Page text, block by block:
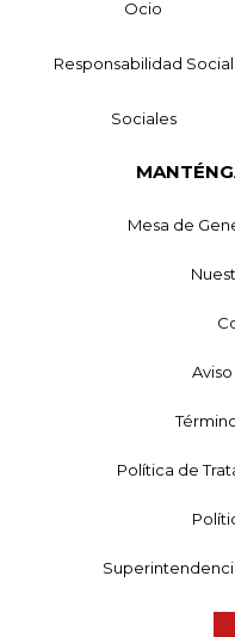
Ocio
Responsabilidad Social
Sociales
Mesa de
Política de